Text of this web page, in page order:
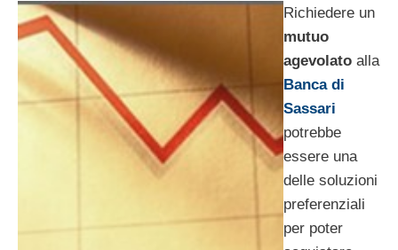
Richiedere un
mutuo
agevolato alla
Banca di
Sassari
potrebbe
essere una
delle soluzioni
preferenziali
per poter